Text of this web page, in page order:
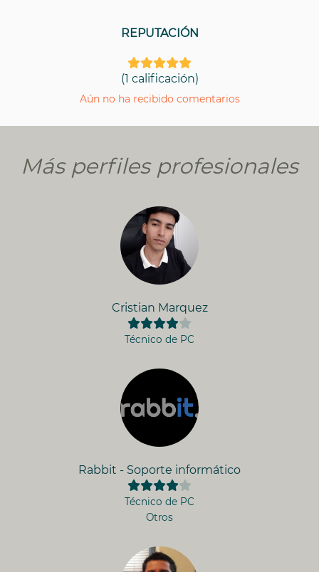
REPUTACIÓN
(1 calificación)
Aún no ha recibido comentarios
Más perfiles profesionales
Cristian Marquez
Técnico de PC
Rabbit - Soporte informático
Técnico de PC
Otros